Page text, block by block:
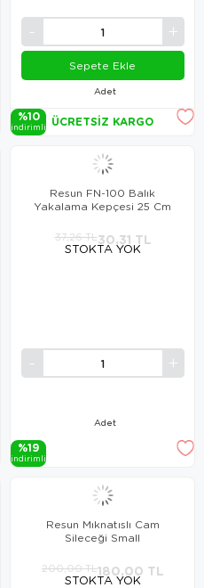
Adet
Sepete Ekle
%10
i̇ndi̇ri̇mli̇ ÜCRETSIZ KARGO
STOKTA YOK
Resun FN-100 Balık
Yakalama Kepçesi 25 Cm
Adet
30,31 TL
37,26 TL
%19
i̇ndi̇ri̇mli̇
STOKTA YOK
Resun Mıknatıslı Cam
Sileceği Small
180,00 TL
200,00 TL